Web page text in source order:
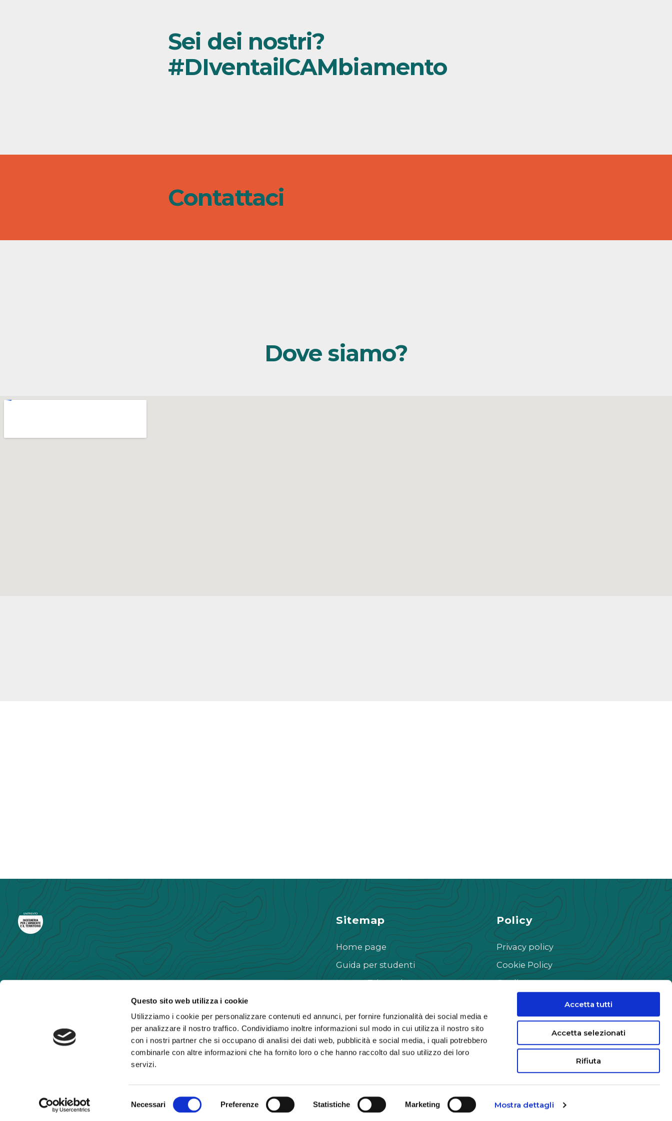
Questo sito web utilizza i cookie
Utilizziamo i cookie per personalizzare contenuti ed annunci, per fornire funzionalità dei social media e
per analizzare il nostro traffico. Condividiamo inoltre informazioni sul modo in cui utilizza il nostro sito
con i nostri partner che si occupano di analisi dei dati web, pubblicità e social media, i quali potrebbero
combinarle con altre informazioni che ha fornito loro o che hanno raccolto dal suo utilizzo dei loro
servizi.
e
Necessari Preferenze Statistiche Marketing Mostra dettagli
Accetta tutti
Accetta selezionati
Rifiuta
Sei dei nostri?
#DIventailCAMbiamento
Contattaci
Dove siamo?
Sitemap
Home page
Guida per studenti
Laurea Triennale
Rubriche
Contatti
Policy
Privacy policy
Cookie Policy
Credits
© 2026 DICAM - UniTrento